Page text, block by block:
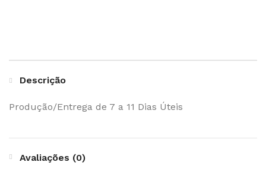
Descrição
Produção/Entrega de 7 a 11 Dias Úteis
Avaliações (0)